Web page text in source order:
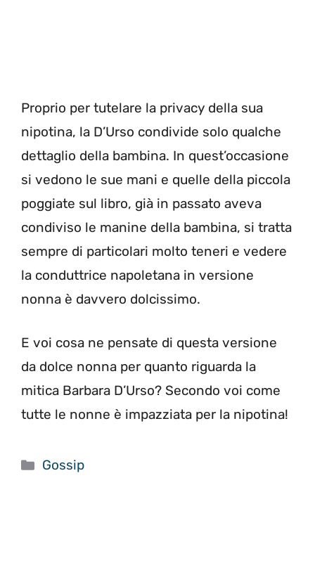
Proprio per tutelare la privacy della sua
nipotina, la D’Urso condivide solo qualche
dettaglio della bambina. In quest’occasione
si vedono le sue mani e quelle della piccola
poggiate sul libro, già in passato aveva
condiviso le manine della bambina, si tratta
sempre di particolari molto teneri e vedere
la conduttrice napoletana in versione
nonna è davvero dolcissimo.
E voi cosa ne pensate di questa versione
da dolce nonna per quanto riguarda la
mitica Barbara D’Urso? Secondo voi come
tutte le nonne è impazziata per la nipotina!
Categorie
Gossip